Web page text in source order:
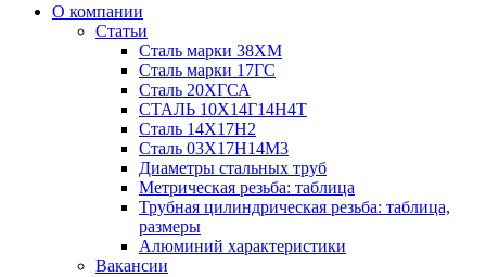
О компании
Статьи
Сталь марки 38ХМ
Сталь марки 17ГС
Сталь 20ХГСА
СТАЛЬ 10Х14Г14Н4Т
Сталь 14Х17Н2
Сталь 03Х17Н14М3
Диаметры стальных труб
Метрическая резьба: таблица
Трубная цилиндрическая резьба: таблица,
размеры
Алюминий характеристики
Вакансии